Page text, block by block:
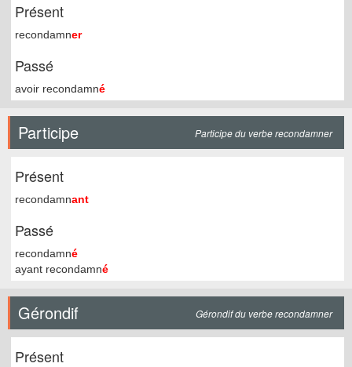
Présent
recondamner
Passé
avoir recondamné
Participe Participe du verbe recondamner
Présent
recondamnant
Passé
recondamné
ayant recondamné
Gérondif Gérondif du verbe recondamner
Présent